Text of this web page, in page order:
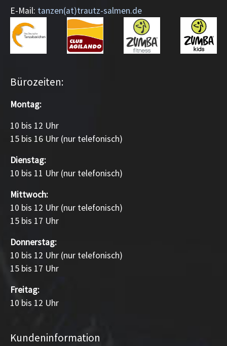
E-Mail: tanzen(at)trautz-salmen.de
Bürozeiten:
Montag:
10 bis 12 Uhr
15 bis 16 Uhr (nur telefonisch)
Dienstag:
10 bis 11 Uhr (nur telefonisch)
Mittwoch:
10 bis 12 Uhr (nur telefonisch)
15 bis 17 Uhr
Donnerstag:
10 bis 12 Uhr (nur telefonisch)
15 bis 17 Uhr
Freitag:
10 bis 12 Uhr
Kundeninformation